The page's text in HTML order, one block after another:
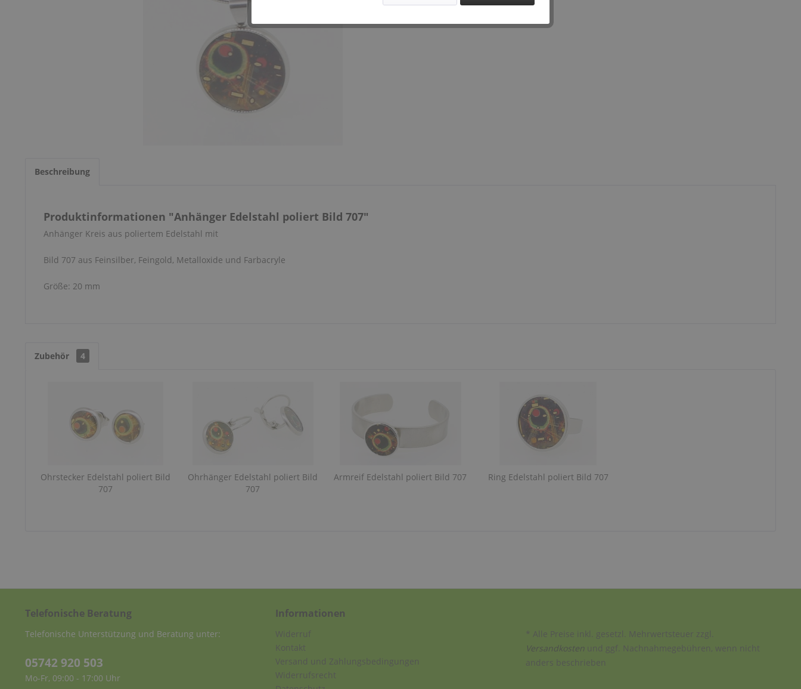
Beschreibung
Produktinformationen "Anhänger Edelstahl poliert Bild 707"
Anhänger Kreis aus poliertem Edelstahl mit
Bild 707 aus Feinsilber, Feingold, Metalloxide und Farbacryle
Größe: 20 mm
Zubehör 4
Ohrstecker Edelstahl poliert Bild
707
Ohrhänger Edelstahl poliert Bild
707
Armreif Edelstahl poliert Bild 707 Ring Edelstahl poliert Bild 707
Telefonische Beratung
Telefonische Unterstützung und Beratung unter:
05742 920 503
Mo-Fr, 09:00 - 17:00 Uhr
Informationen
Widerruf
Kontakt
Versand und Zahlungsbedingungen
Widerrufsrecht
* Alle Preise inkl. gesetzl. Mehrwertsteuer zzgl.
Versandkosten und ggf. Nachnahmegebühren, wenn nicht
anders beschrieben